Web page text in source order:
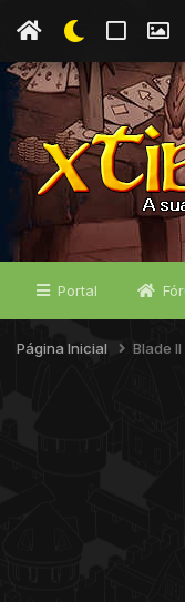
Portal
Página Inicial Blade II